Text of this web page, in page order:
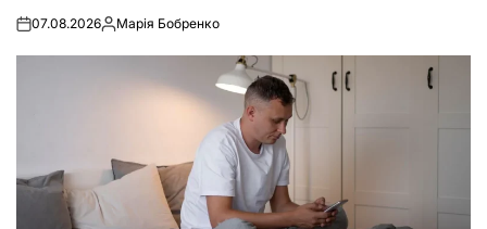
on07.08.2026Запись
Марія Бобренко